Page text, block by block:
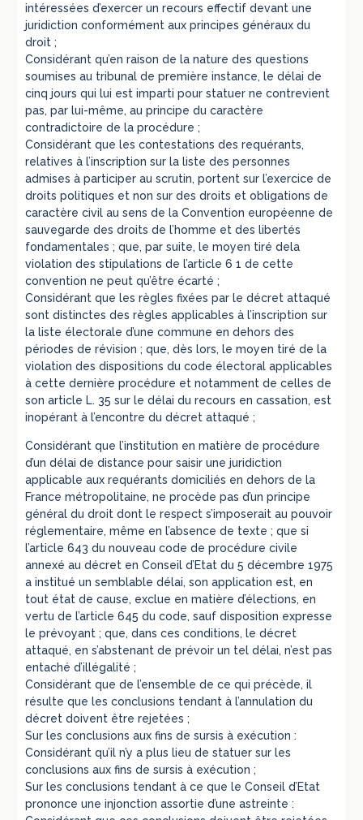
intéressées d’exercer un recours effectif devant une
juridiction conformément aux principes généraux du
droit ;
Considérant qu’en raison de la nature des questions
soumises au tribunal de première instance, le délai de
cinq jours qui lui est imparti pour statuer ne contrevient
pas, par lui-même, au principe du caractère
contradictoire de la procédure ;
Considérant que les contestations des requérants,
relatives à l’inscription sur la liste des personnes
admises à participer au scrutin, portent sur l’exercice de
droits politiques et non sur des droits et obligations de
caractère civil au sens de la Convention européenne de
sauvegarde des droits de l’homme et des libertés
fondamentales ; que, par suite, le moyen tiré dela
violation des stipulations de l’article 6 1 de cette
convention ne peut qu’être écarté ;
Considérant que les règles fixées par le décret attaqué
sont distinctes des règles applicables à l’inscription sur
la liste électorale d’une commune en dehors des
périodes de révision ; que, dès lors, le moyen tiré de la
violation des dispositions du code électoral applicables
à cette dernière procédure et notamment de celles de
son article L. 35 sur le délai du recours en cassation, est
inopérant à l’encontre du décret attaqué ;
Considérant que l’institution en matière de procédure
d’un délai de distance pour saisir une juridiction
applicable aux requérants domiciliés en dehors de la
France métropolitaine, ne procède pas d’un principe
général du droit dont le respect s’imposerait au pouvoir
réglementaire, même en l’absence de texte ; que si
l’article 643 du nouveau code de procédure civile
annexé au décret en Conseil d’Etat du 5 décembre 1975
a institué un semblable délai, son application est, en
tout état de cause, exclue en matière d’élections, en
vertu de l’article 645 du code, sauf disposition expresse
le prévoyant ; que, dans ces conditions, le décret
attaqué, en s’abstenant de prévoir un tel délai, n’est pas
entaché d’illégalité ;
Considérant que de l’ensemble de ce qui précède, il
résulte que les conclusions tendant à l’annulation du
décret doivent être rejetées ;
Sur les conclusions aux fins de sursis à exécution :
Considérant qu’il n’y a plus lieu de statuer sur les
conclusions aux fins de sursis à exécution ;
Sur les conclusions tendant à ce que le Conseil d’Etat
prononce une injonction assortie d’une astreinte :